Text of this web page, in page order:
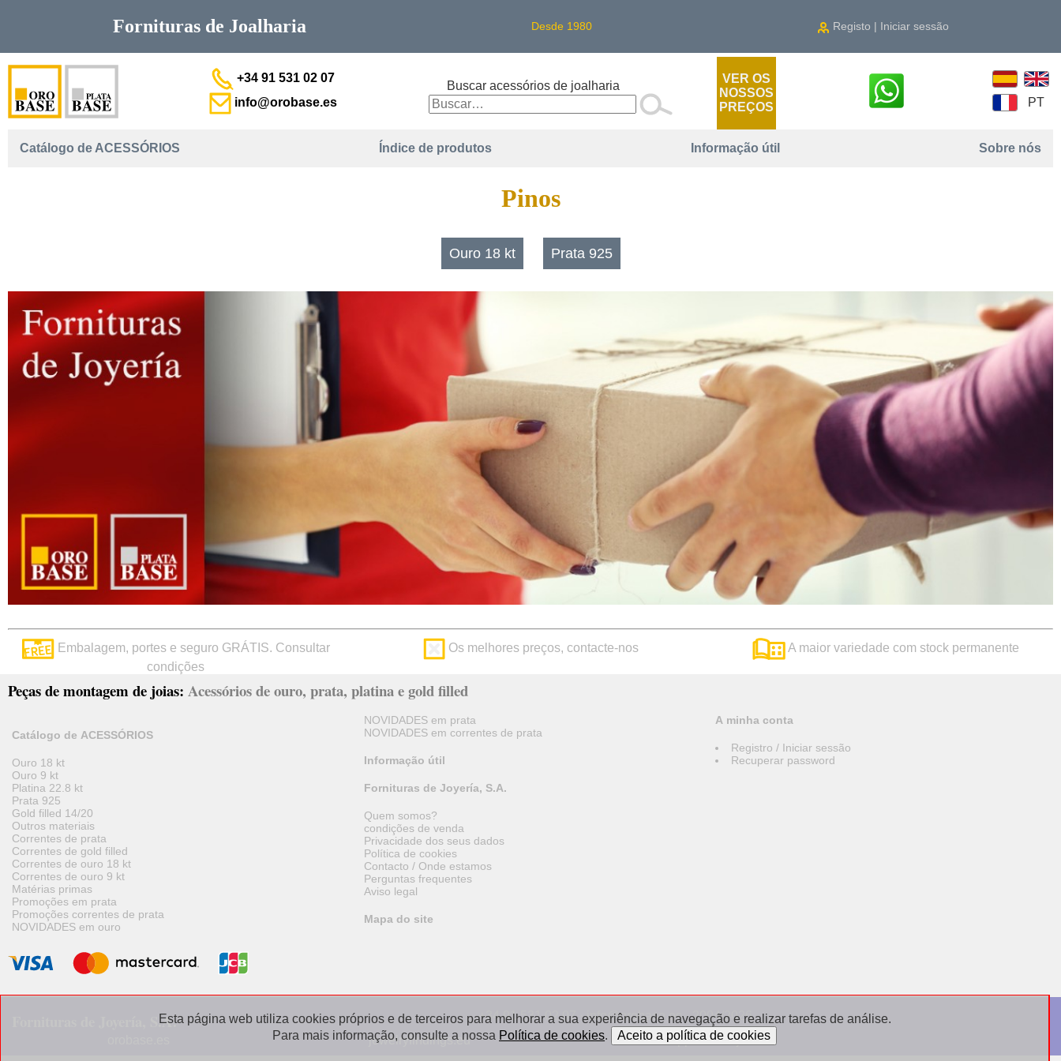
Fornituras de Joalharia Desde 1980 Registo | Iniciar sessão
+34 91 531 02 07
info@orobase.es
Buscar acessórios de joalharia
VER OS
NOSSOS
PREÇOS
PT
Catálogo de ACESSÓRIOS Índice de produtos Informação útil Sobre nós
Pinos
Ouro 18 kt Prata 925
Embalagem, portes e seguro GRÁTIS. Consultar
condições
Os melhores preços, contacte-nos A maior variedade com stock permanente
Peças de montagem de joias: Acessórios de ouro, prata, platina e gold filled
Catálogo de ACESSÓRIOS
Ouro 18 kt
Ouro 9 kt
Platina 22.8 kt
Prata 925
Gold filled 14/20
Outros materiais
Correntes de prata
Correntes de gold filled
Correntes de ouro 18 kt
Correntes de ouro 9 kt
Matérias primas
Promoções em prata
Promoções correntes de prata
NOVIDADES em ouro
NOVIDADES em prata
NOVIDADES em correntes de prata
Informação útil
Fornituras de Joyería, S.A.
Quem somos?
condições de venda
Privacidade dos seus dados
Política de cookies
Contacto / Onde estamos
Perguntas frequentes
Aviso legal
Mapa do site
A minha conta
Registro / Iniciar sessão
Recuperar password
Fornituras de Joyería, S.A.
+34 91 531 02 07 · info@orobase.es · 2004/2026
jewelryfindings.eu appretsdebijoux.fr
Esta página web utiliza cookies próprios e de terceiros para melhorar a sua experiência de navegação e realizar tarefas de análise.
Para mais informação, consulte a nossa Política de cookies.